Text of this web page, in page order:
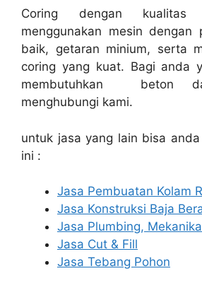
Coring dengan kualitas
menggunakan mesin dengan
baik, getaran minium, serta
coring yang kuat. Bagi anda
membutuhkan beton
menghubungi kami.
untuk jasa yang lain bisa
ini :
Jasa Pembuatan Kolam
Jasa Konstruksi Baja
Jasa Plumbing,
Jasa Cut & Fill
Jasa Tebang Pohon